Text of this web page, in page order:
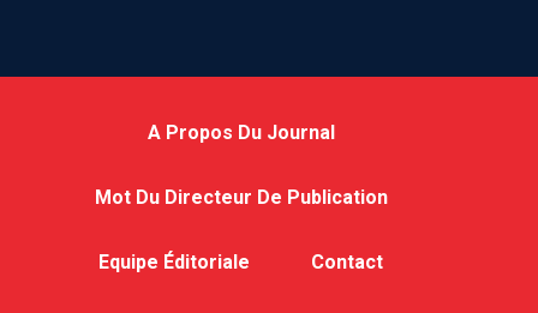
A Propos Du Journal
Mot Du Directeur De Publication
Equipe Éditoriale Contact